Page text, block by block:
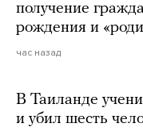
получение
рождения и
час назад
В Таиланде
и убил шесть